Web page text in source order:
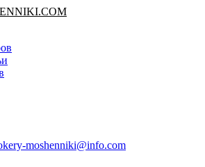
moshenniki@info.com